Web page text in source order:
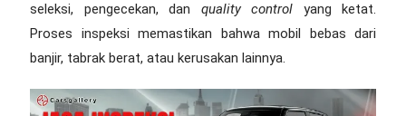
seleksi, pengecekan, dan quality control yang ketat.
Proses inspeksi memastikan bahwa mobil bebas dari
banjir, tabrak berat, atau kerusakan lainnya.